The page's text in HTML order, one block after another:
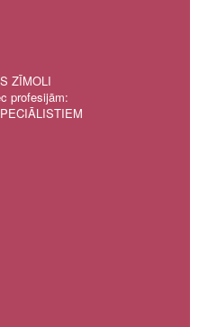
ZĪMOLI
profesijām: